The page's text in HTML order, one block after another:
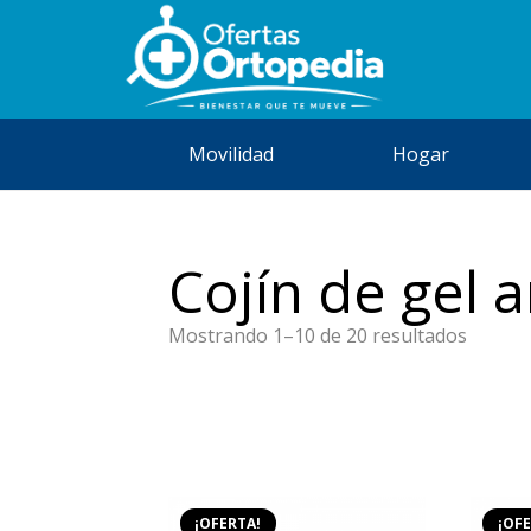
Movilidad Hogar
Cojín de gel
Mostrando 1–10 de 20 resultados
¡OFERTA!